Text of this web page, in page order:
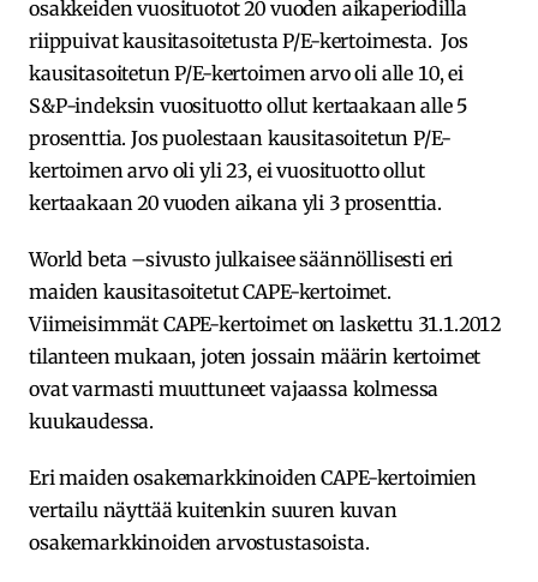
osakkeiden vuosituotot 20 vuoden aikaperiodilla
riippuivat kausitasoitetusta P/E-kertoimesta. Jos
kausitasoitetun P/E-kertoimen arvo oli alle 10, ei
S&P-indeksin vuosituotto ollut kertaakaan alle 5
prosenttia. Jos puolestaan kausitasoitetun P/E-
kertoimen arvo oli yli 23, ei vuosituotto ollut
kertaakaan 20 vuoden aikana yli 3 prosenttia.
World beta –sivusto julkaisee säännöllisesti eri
maiden kausitasoitetut CAPE-kertoimet.
Viimeisimmät CAPE-kertoimet on laskettu 31.1.2012
tilanteen mukaan, joten jossain määrin kertoimet
ovat varmasti muuttuneet vajaassa kolmessa
kuukaudessa.
Eri maiden osakemarkkinoiden CAPE-kertoimien
vertailu näyttää kuitenkin suuren kuvan
osakemarkkinoiden arvostustasoista.